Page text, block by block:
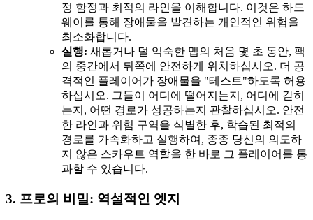
정 함정과 최적의 라인을 이해합니다. 이것은 하드
웨이를 통해 장애물을 발견하는 개인적인 위험을
최소화합니다.
실행: 새롭거나 덜 익숙한 맵의 처음 몇 초 동안, 팩
의 중간에서 뒤쪽에 안전하게 위치하십시오. 더 공
격적인 플레이어가 장애물을 "테스트"하도록 허용
하십시오. 그들이 어디에 떨어지는지, 어디에 갇히
는지, 어떤 경로가 성공하는지 관찰하십시오. 안전
한 라인과 위험 구역을 식별한 후, 학습된 최적의
경로를 가속화하고 실행하여, 종종 당신의 의도하
지 않은 스카우트 역할을 한 바로 그 플레이어를 통
과할 수 있습니다.
3. 프로의 비밀: 역설적인 엣지